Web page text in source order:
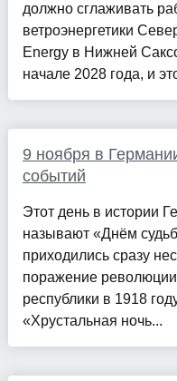
должно сглаживать
ветроэнергетики
Energy в Нижней
начале 2028 года, и
9 ноября в
событий
Этот день в истории
называют «Днём
приходились сразу
поражение
республики в 1918
«Хрустальная ночь...